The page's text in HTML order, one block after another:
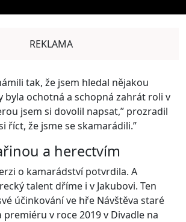
REKLAMA
tak, že jsem hledal nějakou
byla ochotná a schopná zahrát roli v
jsem si dovolil napsat,” prozradil
říct, že jsme se skamarádili.”
a herectvím
o kamarádství potvrdila. A
talent dříme i v Jakubovi. Ten
účinkování ve hře Návštěva staré
v roce 2019 v Divadle na